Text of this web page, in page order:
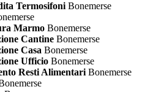
Termosifoni Bonemerse
Marmo Bonemerse
Cantine Bonemerse
Casa Bonemerse
Ufficio Bonemerse
Resti Alimentari Bonemerse